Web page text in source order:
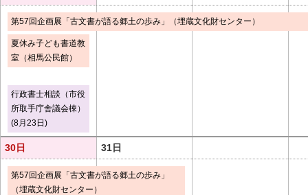
第57回企画展「古文書が語る郷土の歩み」（埋蔵文化財センター）
夏休み子ども書道教
室（相馬公民館）
行政書士相談（市役
所取手庁舎議会棟）
(8月23日)
30日 31日
第57回企画展「古文書が語る郷土の歩み」
（埋蔵文化財センター）